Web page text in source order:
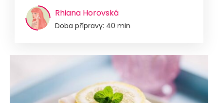
Rhiana Horovská
Doba přípravy: 40 min